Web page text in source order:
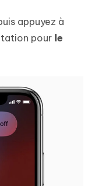
appuyez à
pour le